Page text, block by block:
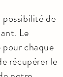
possibilité de
Le
chaque
récupérer le